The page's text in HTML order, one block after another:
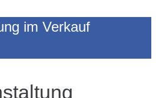
im Verkauf